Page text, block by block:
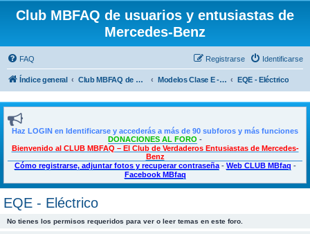
Club MBFAQ de usuarios y entusiastas de
Mercedes-Benz
FAQ Identificarse
Registrarse
Índice general Club MBFAQ de usuarios y entusiastas de Mercedes Benz Modelos Clase E - E Coupé - CLS EQE - Eléctrico
Haz LOGIN en Identificarse y accederás a más de 90 subforos y más funciones
DONACIONES AL FORO -
Bienvenido al CLUB MBFAQ – El Club de Verdaderos Entusiastas de Mercedes-
Benz
Cómo registrarse, adjuntar fotos y recuperar contraseña- Web CLUB MBfaq -
Facebook MBfaq
EQE - Eléctrico
No tienes los permisos requeridos para ver o leer temas en este foro.